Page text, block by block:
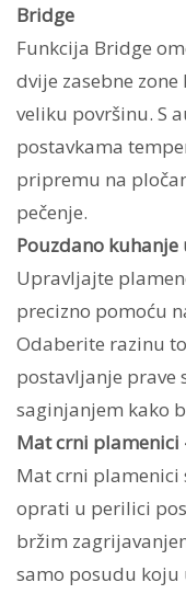
Bridge
Funkcija Bridge
dvije zasebne
veliku površinu. S
postavkama
pripremu na
pečenje.
Pouzdano kuhanje
Upravljajte
precizno pomoću
Odaberite razinu
postavljanje prave
saginjanjem kako
Mat crni plamenici
Mat crni plamenici
oprati u perilici
bržim
samo posudu koju